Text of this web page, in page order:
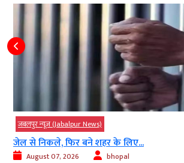
जबलपुर न्यूज़ (Jabalpur News)
27% ओबीसी आरक्षण मामले में हाईकोर्ट ने सुरक्षित...
August 06, 2026 bhopal